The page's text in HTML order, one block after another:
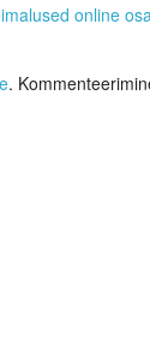
online
.